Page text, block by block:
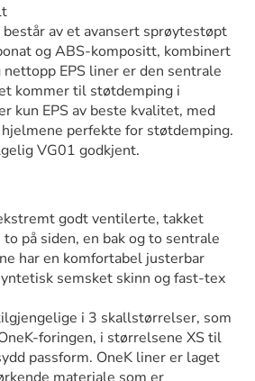
av et avansert sprøytestøpt
og ABS-kompositt, kombinert
nettopp EPS liner er den sentrale
kommer til støtdemping i
kun EPS av beste kvalitet, med
perfekte for støtdemping.
VG01 godkjent.
godt ventilerte, takket
på siden, en bak og to sentrale
har en komfortabel justerbar
semsket skinn og fast-tex
i 3 skallstørrelser, som
foringen, i størrelsene XS til
passform. OneK liner er laget